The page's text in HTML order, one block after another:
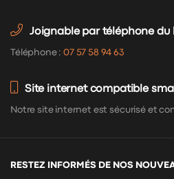
Joignable par téléphone du
Téléphone :07 57 58 94 63
Site internet compatible
Notre site internet est sécurisé et
RESTEZ INFORMÉS DE NOS